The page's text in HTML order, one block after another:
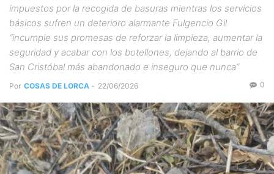
impuestos por la recogida de basuras mientras los servicios
básicos sufren un deterioro alarmante Fulgencio Gil
“incumple sus promesas de reforzar la limpieza, aumentar la
seguridad y acabar con los botellones, dejando al barrio de
San Cristóbal más abandonado e inseguro que nunca”
Por COSAS DE LORCA - 22/06/2026 0